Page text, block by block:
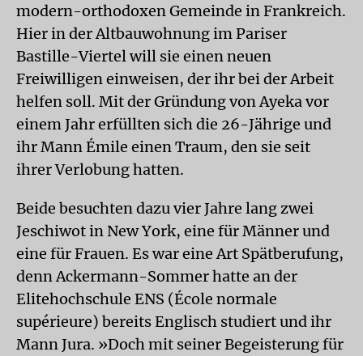
modern-orthodoxen Gemeinde in Frankreich.
Hier in der Altbauwohnung im Pariser
Bastille-Viertel will sie einen neuen
Freiwilligen einweisen, der ihr bei der Arbeit
helfen soll. Mit der Gründung von Ayeka vor
einem Jahr erfüllten sich die 26-Jährige und
ihr Mann Émile einen Traum, den sie seit
ihrer Verlobung hatten.
Beide besuchten dazu vier Jahre lang zwei
Jeschiwot in New York, eine für Männer und
eine für Frauen. Es war eine Art Spätberufung,
denn Ackermann-Sommer hatte an der
Elitehochschule ENS (École normale
supérieure) bereits Englisch studiert und ihr
Mann Jura. »Doch mit seiner Begeisterung für